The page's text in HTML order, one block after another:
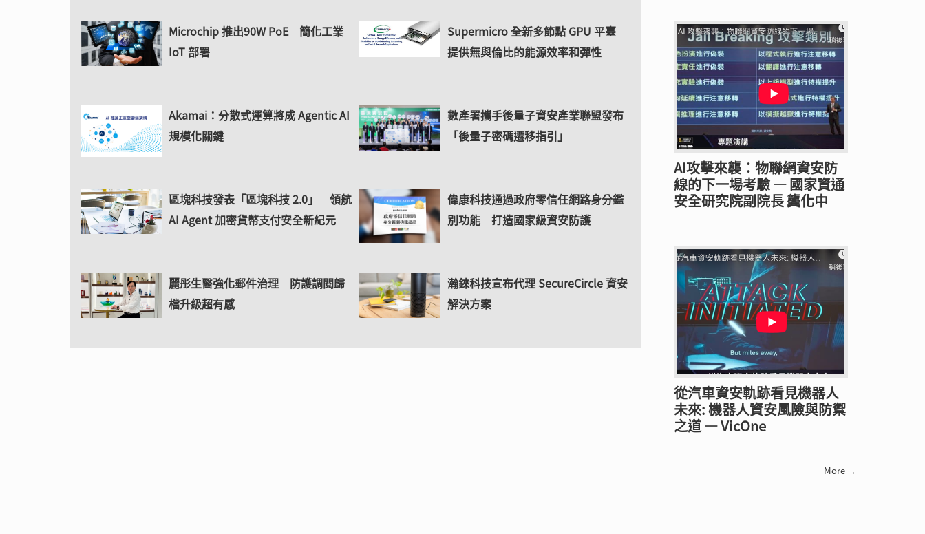
Microchip 推出90W PoE 簡化工業
IoT 部署
Akamai：分散式運算將成 Agentic AI
規模化關鍵
區塊科技發表「區塊科技 2.0」 領航
AI Agent 加密貨幣支付安全新紀元
麗彤生醫強化郵件治理 防護調閱歸
檔升級超有感
Supermicro 全新多節點 GPU 平臺
提供無與倫比的能源效率和彈性
數產署攜手後量子資安產業聯盟發布
「後量子密碼遷移指引」
偉康科技通過政府零信任網路身分鑑
別功能 打造國家級資安防護
瀚錸科技宣布代理 SecureCircle 資安
解決方案
AI攻擊來襲：物聯網資安防
線的下一場考驗 — 國家資通
安全研究院副院長 龔化中
從汽車資安軌跡看見機器人
未來: 機器人資安風險與防禦
之道 — VicOne
More →